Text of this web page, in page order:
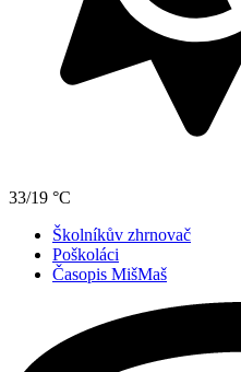
33/19 °C
Školníkův zhrnovač
Poškoláci
Časopis MišMaš